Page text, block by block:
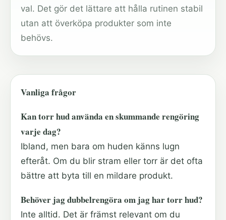
val. Det gör det lättare att hålla rutinen stabil
utan att överköpa produkter som inte
behövs.
Vanliga frågor
Kan torr hud använda en skummande rengöring
varje dag?
Ibland, men bara om huden känns lugn
efteråt. Om du blir stram eller torr är det ofta
bättre att byta till en mildare produkt.
Behöver jag dubbelrengöra om jag har torr hud?
Inte alltid. Det är främst relevant om du